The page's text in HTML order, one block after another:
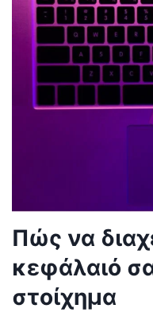
Πώς να
κεφάλαιό
στοίχημα